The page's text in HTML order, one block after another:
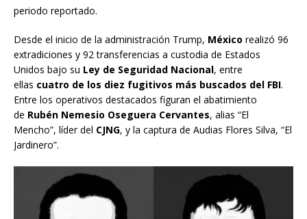
periodo reportado.
Desde el inicio de la administración Trump, México realizó 96
extradiciones y 92 transferencias a custodia de Estados
Unidos bajo su Ley de Seguridad Nacional, entre
ellas cuatro de los diez fugitivos más buscados del FBI.
Entre los operativos destacados figuran el abatimiento
de Rubén Nemesio Oseguera Cervantes, alias “El
Mencho”, líder del CJNG, y la captura de Audias Flores Silva, “El
Jardinero”.